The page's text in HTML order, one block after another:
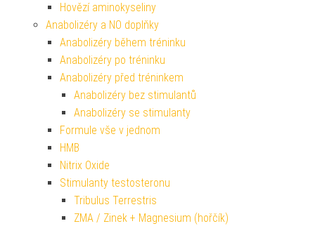
Hovězí aminokyseliny
Anabolizéry a NO doplňky
Anabolizéry během tréninku
Anabolizéry po tréninku
Anabolizéry před tréninkem
Anabolizéry bez stimulantů
Anabolizéry se stimulanty
Formule vše v jednom
HMB
Nitrix Oxide
Stimulanty testosteronu
Tribulus Terrestris
ZMA / Zinek + Magnesium (hořčík)